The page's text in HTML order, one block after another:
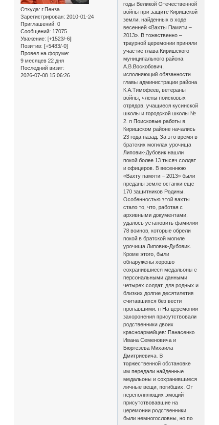
Откуда: г.Пенза
Зарегистрирован: 2010-01-24
Приглашений: 0
Сообщений: 17075
Уважение: [+1523/-6]
Позитив: [+5483/-0]
Провел на форуме:
9 месяцев 22 дня
Последний визит:
2026-07-08 15:06:26
годы Великой Отечественной
войны при защите Киришской
земли, найденных в ходе
весенней «Вахты Памяти –
2013». В тожественно –
траурной церемонии приняли
участие глава Киришского
муниципального района
А.В.Воскобович,
исполняющий обязанности
главы администрации района
К.А.Тимофеев, ветераны
войны, члены поисковых
отрядов, учащиеся кусинской
школы и городской школы №
2. п Поисковые работы в
Киришском районе начались
23 года назад. За это время в
братских могилах урочища
Липовик-Дубовик нашли
покой более 13 тысяч солдат
и офицеров. В весеннюю
«Вахту памяти – 2013» были
преданы земле останки еще
170 защитников Родины.
Особенностью этой вахты
стало то, что, работая с
архивными документами,
удалось установить фамилии
78 воинов, которые обрели
покой в братской могиле
урочища Липовик-Дубовик.
Кроме этого, были
обнаружены хорошо
сохранившиеся медальоны с
персональными данными
четырех солдат, для родных и
близких долгие десятилетия
считавшихся без вести
пропавшими. п На церемонии
захоронения присутствовали
родственники двоих
красноармейцев: Панасенко
Ивана Семеновича и
Бюргезева Михаила
Дмитриевича. В
торжественной обстановке
им передали найденные
медальоны и сохранившиеся
личные вещи, погибших. От
переполняющих эмоций
присутствовавшие на
церемонии родственники
были немногословны, но по